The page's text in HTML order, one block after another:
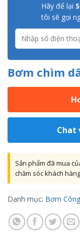
Hãy để lại
tôi sẽ gọi
Bơm chìm
Chat
Sản phẩm đã mua
chăm sóc khách hàng
Danh mục: Bơm